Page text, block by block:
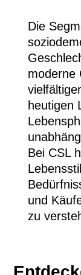
Die
moderne
heutigen
Bei CSL
und
zu